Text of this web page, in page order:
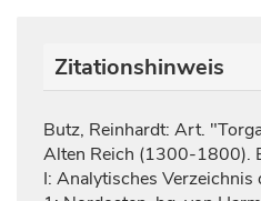
Zitationshinweis
Butz, Reinhardt: Art.
Alten Reich (1300-1800).
I: Analytisches Verzeichnis